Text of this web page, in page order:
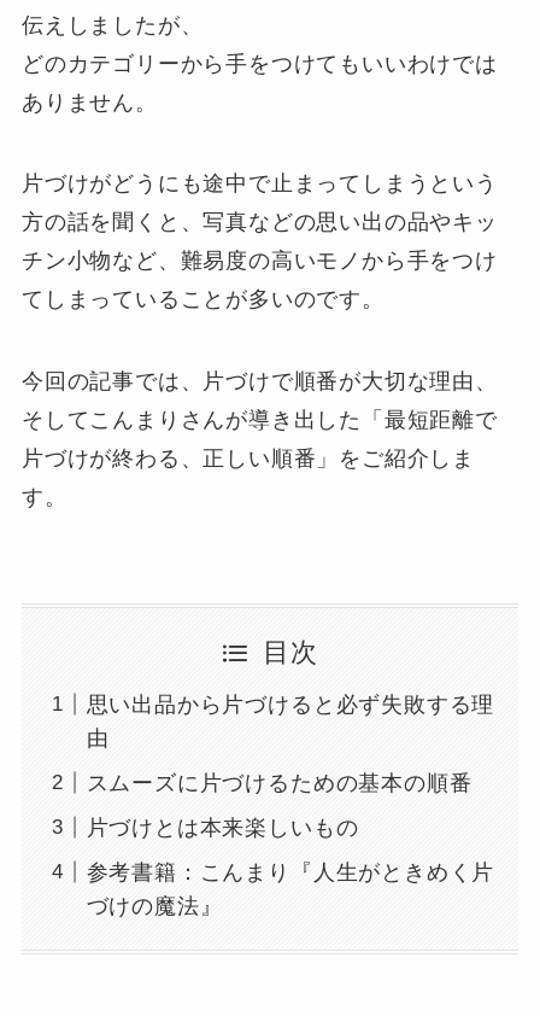
伝えしましたが、
どのカテゴリーから手をつけてもいいわけでは
ありません。
片づけがどうにも途中で止まってしまうという
方の話を聞くと、写真などの思い出の品やキッ
チン小物など、難易度の高いモノから手をつけ
てしまっていることが多いのです。
今回の記事では、片づけで順番が大切な理由、
そしてこんまりさんが導き出した「最短距離で
片づけが終わる、正しい順番」をご紹介しま
す。
目次
思い出品から片づけると必ず失敗する理
由
スムーズに片づけるための基本の順番
片づけとは本来楽しいもの
参考書籍：こんまり『人生がときめく片
づけの魔法』